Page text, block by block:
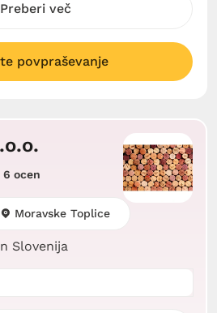
Preberi več
povpraševanje
6 ocen
Slovenija
Moravske Toplice